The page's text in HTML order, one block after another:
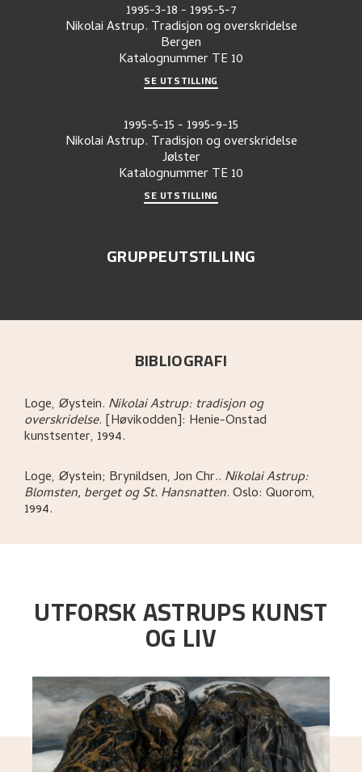
1995-3-18- 1995-5-7
Nikolai Astrup. Tradisjon og overskridelse
Bergen
KatalognummerTE 10
SE UTSTILLING
1995-5-15- 1995-9-15
Nikolai Astrup. Tradisjon og overskridelse
Jølster
KatalognummerTE 10
SE UTSTILLING
GRUPPEUTSTILLING
BIBLIOGRAFI
Loge, Øystein. Nikolai Astrup: tradisjon og
overskridelse. [Høvikodden]: Henie-Onstad
kunstsenter, 1994.
Loge, Øystein; Brynildsen, Jon Chr.. Nikolai Astrup:
Blomsten, berget og St. Hansnatten.Oslo: Quorom,
1994.
UTFORSK ASTRUPS KUNST
OG LIV